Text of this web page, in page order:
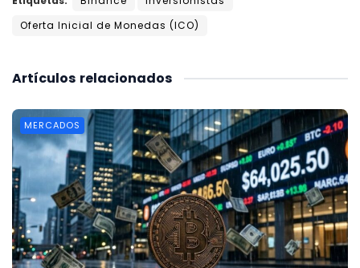
Oferta Inicial de Monedas (ICO)
relacionados
Artículos
MERCADOS